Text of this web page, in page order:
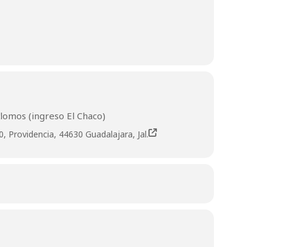
(ingreso El Chaco)
Providencia, 44630 Guadalajara, Jal.